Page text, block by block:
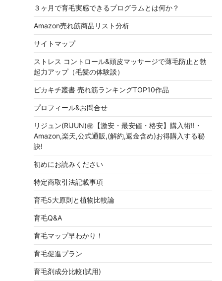
３ヶ月で育毛実感できるプログラムとは何か？
Amazon売れ筋商品リスト分析
サイトマップ
ストレス コントロール&頭皮マッサージで薄毛防止と勃
起力アップ（毛髪の体験談）
ピカキチ叢書 売れ筋ランキングTOP10作品
プロフィール&お問合せ
リジュン(RiJUN)㊙【激安・最安値・格安】購入術!!・
Amazon,楽天,公式通販,(解約,返金含め)お得購入する秘
訣!
初めにお読みください
特定商取引法記載事項
育毛5大原則と植物比較論
育毛Q&A
育毛マップ早わかり！
育毛促進プラン
育毛剤成分比較(試用)